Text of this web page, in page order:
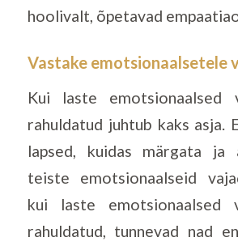
hoolivalt, õpetavad
Vastake emotsionaalsetele
Kui laste emotsionaalsed
rahuldatud juhtub kaks asja.
lapsed, kuidas märgata ja
teiste emotsionaalseid
kui laste emotsionaalsed
rahuldatud, tunnevad nad